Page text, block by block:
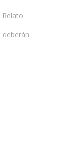
Relato
deberán